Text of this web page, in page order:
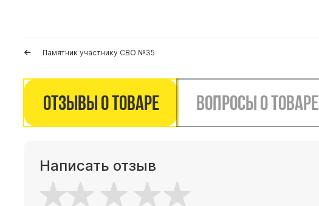
Памятник участнику СВО №35
Отзывы о товаре Вопросы о товаре
Написать отзыв